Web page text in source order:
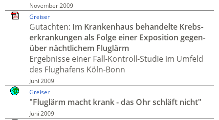
November 2009
Greiser
Gutachten: Im Kranken­haus behandelte Krebs­
erkrankungen als Folge einer Expo­sition gegen­
über nächt­lichem Fluglä­rm
Ergeb­nisse einer Fall-Kontroll-Studie im Umfeld
des Flug­hafens Köln-Bonn
Juni 2009
Greiser
"Flug­lärm macht krank - das Ohr schläft nicht"
Juni 2009